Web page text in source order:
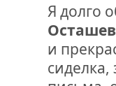
Я долго
и